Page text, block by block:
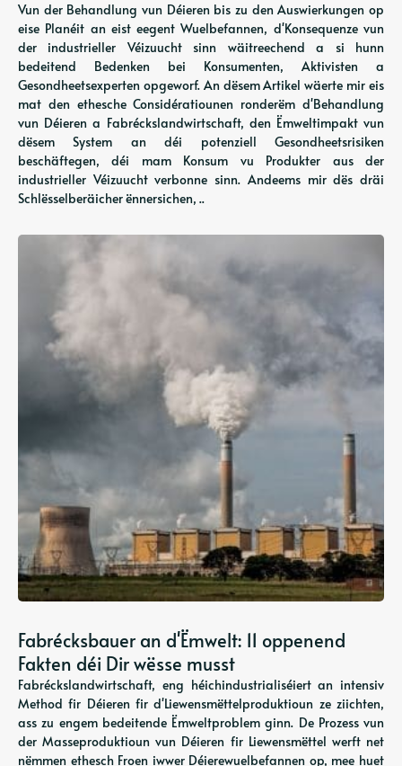
Vun der Behandlung vun Déieren bis zu den Auswierkungen op
eise Planéit an eist eegent Wuelbefannen, d'Konsequenze vun
der industrieller Véizuucht sinn wäitreechend a si hunn
bedeitend Bedenken bei Konsumenten, Aktivisten a
Gesondheetsexperten opgeworf. An dësem Artikel wäerte mir eis
mat den ethesche Considératiounen ronderëm d'Behandlung
vun Déieren a Fabréckslandwirtschaft, den Ëmweltimpakt vun
dësem System an déi potenziell Gesondheetsrisiken
beschäftegen, déi mam Konsum vu Produkter aus der
industrieller Véizuucht verbonne sinn. Andeems mir dës dräi
Schlësselberäicher ënnersichen, ..
Fabrécksbauer an d'Ëmwelt: 11 oppenend
Fakten déi Dir wësse musst
Fabréckslandwirtschaft, eng héichindustrialiséiert an intensiv
Method fir Déieren fir d'Liewensmëttelproduktioun ze ziichten,
ass zu engem bedeitende Ëmweltproblem ginn. De Prozess vun
der Masseproduktioun vun Déieren fir Liewensmëttel werft net
nëmmen ethesch Froen iwwer Déierewuelbefannen op, mee huet